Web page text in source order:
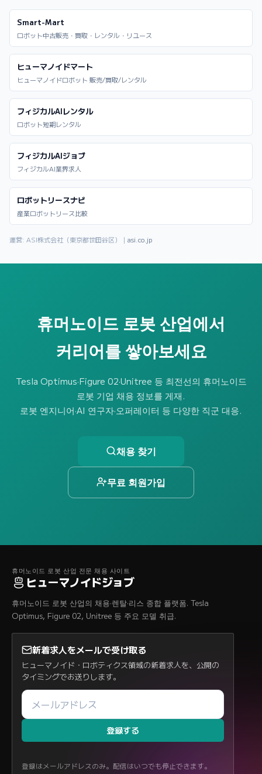
Smart-Mart
ロボット中古販売・買取・レンタル・リユース
ヒューマノイドマート
ヒューマノイドロボット 販売/買取/レンタル
フィジカルAIレンタル
ロボット短期レンタル
フィジカルAIジョブ
フィジカルAI業界求人
ロボットリースナビ
産業ロボットリース比較
運営: ASI株式会社（東京都世田谷区）｜ asi.co.jp
휴머노이드 로봇 산업에서
커리어를 쌓아보세요
Tesla Optimus·Figure 02·Unitree 등 최전선의 휴머노이드
로봇 기업 채용 정보를 게재.
로봇 엔지니어·AI 연구자·오퍼레이터 등 다양한 직군 대응.
채용 찾기
무료 회원가입
휴머노이드 로봇 산업 전문 채용 사이트
ヒューマノイドジョブ
휴머노이드 로봇 산업의 채용·렌탈·리스 종합 플랫폼. Tesla
Optimus, Figure 02, Unitree 등 주요 모델 취급.
新着求人をメールで受け取る
ヒューマノイド・ロボティクス領域の新着求人を、公開の
タイミングでお送りします。
登録する
登録はメールアドレスのみ。配信はいつでも停止できます。